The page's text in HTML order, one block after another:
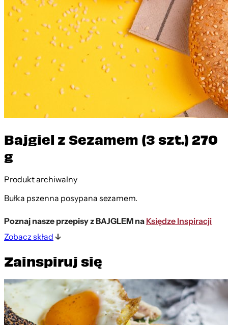
Bajgiel z Sezamem (3 szt.) 270
g
Produkt archiwalny
Bułka pszenna posypana sezamem.
Poznaj nasze przepisy z BAJGLEM naKsiędze Inspiracji
Zobacz skład
Zainspiruj się